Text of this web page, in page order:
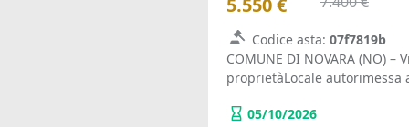
5.550 €
Codice asta: 07f7819b
COMUNE DI NOVARA (NO)
proprietàLocale
05/10/2026